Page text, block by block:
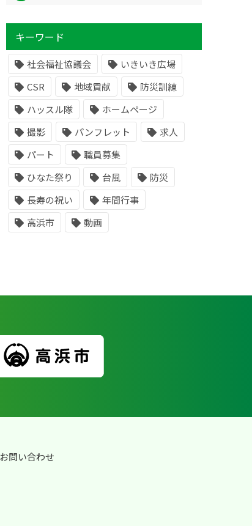
キーワード
社会福祉協議会
いきいき広場
CSR
地域貢献
防災訓練
ハッスル隊
ホームページ
撮影
パンフレット
求人
パート
職員募集
ひなた祭り
台風
防災
長寿の祝い
年間行事
高浜市
動画
お問い合わせ